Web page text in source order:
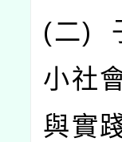
(二)
小社
與實